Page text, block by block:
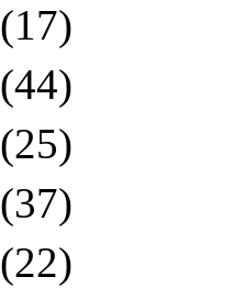
(17)
(44)
(25)
(37)
(22)